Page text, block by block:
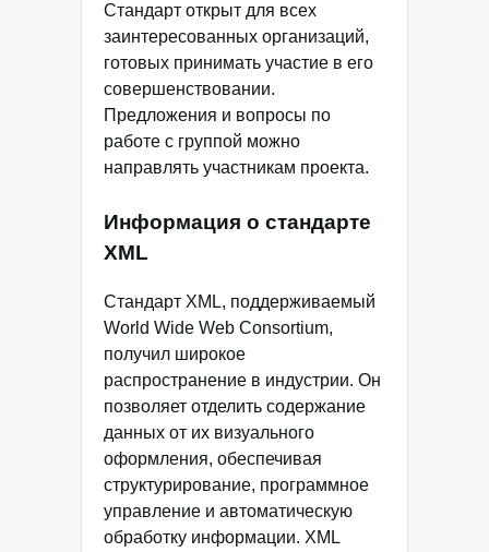
Стандарт открыт для всех
заинтересованных организаций,
готовых принимать участие в его
совершенствовании.
Предложения и вопросы по
работе с группой можно
направлять участникам проекта.
Информация о стандарте
XML
Стандарт XML, поддерживаемый
World Wide Web Consortium,
получил широкое
распространение в индустрии. Он
позволяет отделить содержание
данных от их визуального
оформления, обеспечивая
структурирование, программное
управление и автоматическую
обработку информации. XML